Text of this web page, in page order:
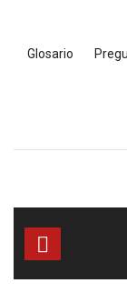
contentGlosario